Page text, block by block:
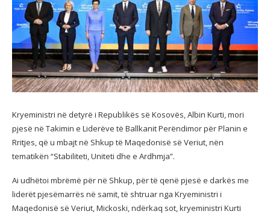
Kryeministri në detyrë i Republikës së Kosovës, Albin Kurti, mori
pjesë në Takimin e Liderëve të Ballkanit Perëndimor për Planin e
Rritjes, që u mbajt në Shkup të Maqedonisë së Veriut, nën
tematikën “Stabiliteti, Uniteti dhe e Ardhmja”.
Ai udhëtoi mbrëmë për në Shkup, për të qenë pjesë e darkës me
liderët pjesëmarrës në samit, të shtruar nga Kryeministri i
Maqedonisë së Veriut, Mickoski, ndërkaq sot, kryeministri Kurti